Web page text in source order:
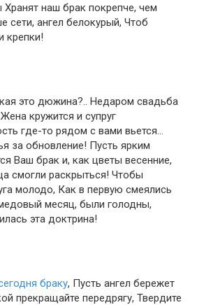
наш брак покрепче, чем
сети, ангел белокурый, Чтоб
крепки!
это дюжина?.. Недаром свадьба
кружится и супруг
где-то рядом с вами вьется…
за обновление! Пусть ярким
Ваш брак и, как цветы весенние,
смогли раскрыться! Чтобы
молодо, Как в первую смеялись
месяц, были голодны,
эта доктрина!
браку, Пусть ангел бережет
прекращайте передрягу, Твердите